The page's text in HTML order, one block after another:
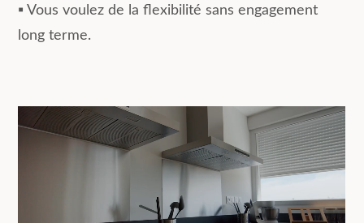
▪︎ Vous voulez de la flexibilité sans engagement
long terme.